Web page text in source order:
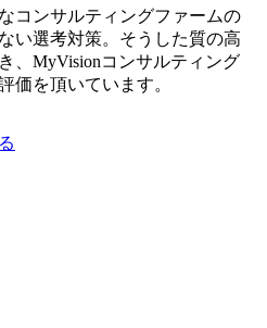
トップコンサルタントが業界
ング市場の最新トレンドをお
ィング業界への転職を迷われ
い方のご参加も歓迎です。更
で、当社へ気になることや転
ご質問いただけますので、ぜ
コンサルティングファームの
い選考対策。そうした質の高
、MyVisionコンサルティング
価を頂いています。